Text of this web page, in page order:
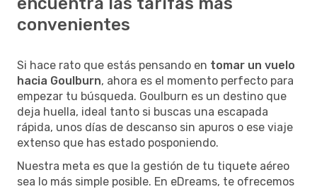
convenientes
Si hace rato que estás pensando en tomar un vuelo
hacia Goulburn, ahora es el momento perfecto para
empezar tu búsqueda. Goulburn es un destino que
deja huella, ideal tanto si buscas una escapada
rápida, unos días de descanso sin apuros o ese viaje
extenso que has estado posponiendo.
Nuestra meta es que la gestión de tu tiquete aéreo
sea lo más simple posible. En eDreams, te ofrecemos